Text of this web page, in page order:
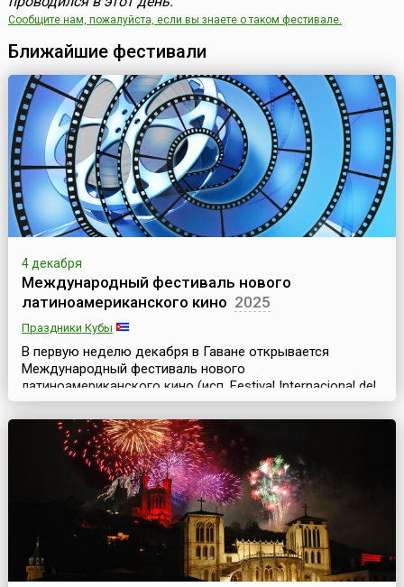
Сообщите нам, пожалуйста, если вы знаете о таком фестивале.
Ближайшие фестивали
4 декабря
Международный фестиваль нового
латиноамериканского кино 2025
Праздники Кубы
В первую неделю декабря в Гаване открывается
Международный фестиваль нового
латиноамериканского кино (исп. Festival Internacional del
Nuevo Cine Latinoamericano), который длится 10
дней.Фестиваль проводится с 1979 года под эгидой
Кубинского Института Искусств и Кинематографии и
считается важнейшим кинофестивалем всего
испаноговорящего мира. Вышеупомянутый Институт
спонсирует также присуждение ...